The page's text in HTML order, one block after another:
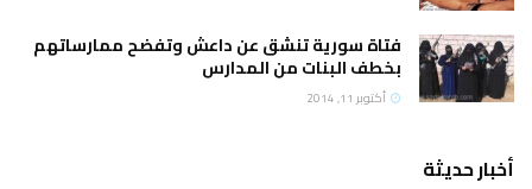
فتاة سورية تنشق عن داعش وتفضح ممارساتهم
بخطف البنات من المدارس
أكتوبر 11, 2014
أخبار حديثة